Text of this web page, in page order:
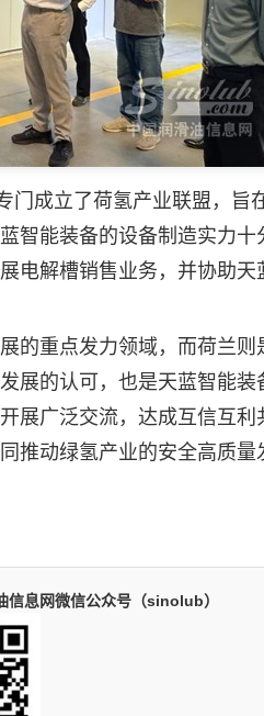
成立了荷氢产业联盟，旨
智能装备的设备制造实力十
电解槽销售业务，并协助天
重点发力领域，而荷兰则
展的认可，也是天蓝智能装
展广泛交流，达成互信互
推动绿氢产业的安全高质量
信息网微信公众号（sinolub）